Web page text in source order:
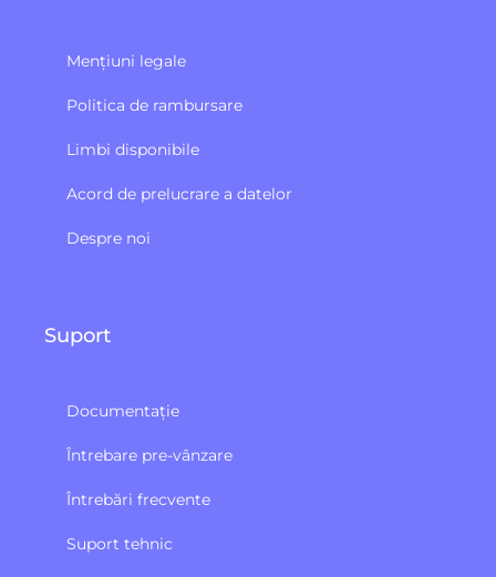
Mențiuni legale
Politica de rambursare
Limbi disponibile
Acord de prelucrare a datelor
Despre noi
Suport
Documentație
Întrebare pre-vânzare
Întrebări frecvente
Suport tehnic